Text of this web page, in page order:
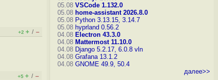
+2 + / –
+5 + / –
05.08 VSCode 1.132.0
05.08 home-assistant 2026.8.0
05.08 Python 3.13.15, 3.14.7
05.08 hyprland 0.56.2
04.08 Electron 43.3.0
04.08 Mattermost 11.10.0
04.08 Django 5.2.17, 6.0.8 vln
04.08 Grafana 13.1.2
04.08 GNOME 49.9, 50.4
далее>>